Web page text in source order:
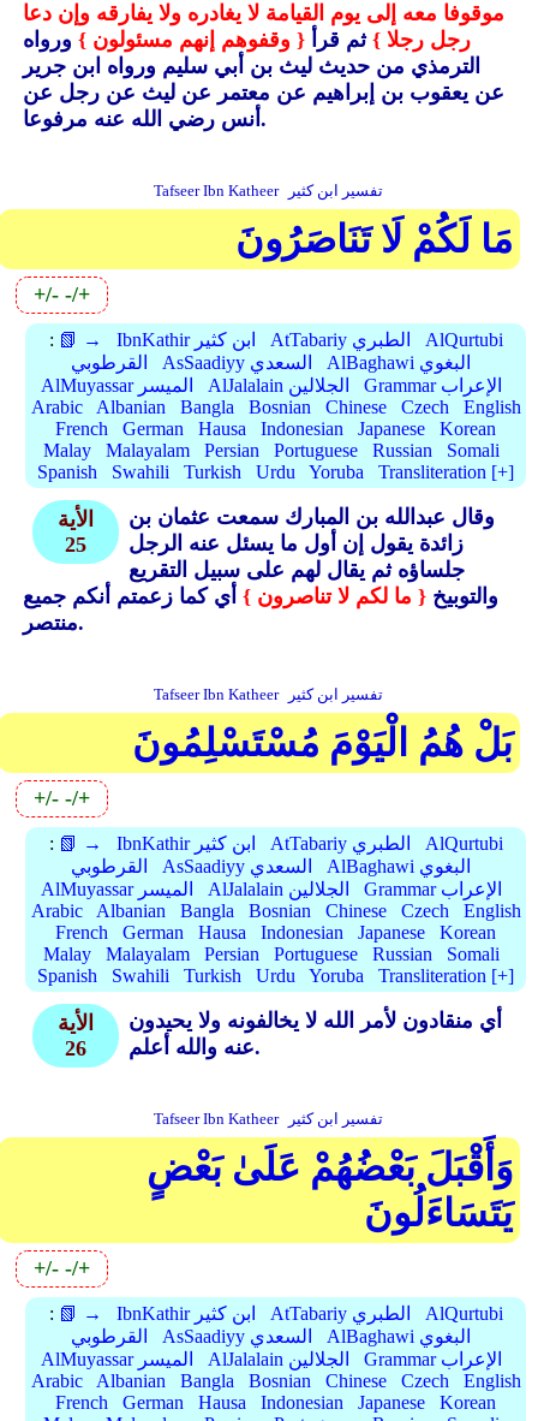
موقوفا معه إلى يوم القيامة لا يغادره ولا يفارقه وإن دعا
رجل رجلا }ثم قرأ { وقفوهم إنهم مسئولون }ورواه
الترمذي من حديث ليث بن أبي سليم ورواه ابن جرير
عن يعقوب بن إبراهيم عن معتمر عن ليث عن رجل عن
أنس رضي الله عنه مرفوعا.
Tafseer Ibn Katheer تفسير ابن كثير
مَا لَكُمْ لَا تَنَاصَرُونَ
+/- -/+
: 📗 → IbnKathir ابن كثير AtTabariy الطبري
AlQurtubi
القرطوبي
AsSaadiyy السعدي
AlBaghawi البغوي
AlMuyassar الميسر
AlJalalain الجلالين
Grammar الإعراب
Arabic
Albanian Bangla Bosnian Chinese Czech
English
French
German Hausa Indonesian Japanese
Korean
Malay
Malayalam Persian Portuguese Russian
Somali
Spanish
Swahili Turkish Urdu Yoruba Transliteration [+]
الأية
25
وقال عبدالله بن المبارك سمعت عثمان بن
زائدة يقول إن أول ما يسئل عنه الرجل
جلساؤه ثم يقال لهم على سبيل التقريع
والتوبيخ { ما لكم لا تناصرون }أي كما زعمتم أنكم جميع
منتصر.
Tafseer Ibn Katheer تفسير ابن كثير
بَلْ هُمُ الْيَوْمَ مُسْتَسْلِمُونَ
+/- -/+
: 📗 → IbnKathir ابن كثير AtTabariy الطبري
AlQurtubi
القرطوبي
AsSaadiyy السعدي
AlBaghawi البغوي
AlMuyassar الميسر
AlJalalain الجلالين
Grammar الإعراب
Arabic
Albanian Bangla Bosnian Chinese Czech
English
French
German Hausa Indonesian Japanese
Korean
Malay
Malayalam Persian Portuguese Russian
Somali
Spanish
Swahili Turkish Urdu Yoruba Transliteration [+]
الأية
26
أي منقادون لأمر الله لا يخالفونه ولا يحيدون
عنه والله أعلم.
Tafseer Ibn Katheer تفسير ابن كثير
وَأَقْبَلَ بَعْضُهُمْ عَلَىٰ بَعْضٍ
يَتَسَاءَلُونَ
+/- -/+
: 📗 → IbnKathir ابن كثير AtTabariy الطبري
AlQurtubi
القرطوبي
AsSaadiyy السعدي
AlBaghawi البغوي
AlMuyassar الميسر
AlJalalain الجلالين
Grammar الإعراب
Arabic
Albanian Bangla Bosnian Chinese Czech
English
French
German Hausa Indonesian Japanese
Korean